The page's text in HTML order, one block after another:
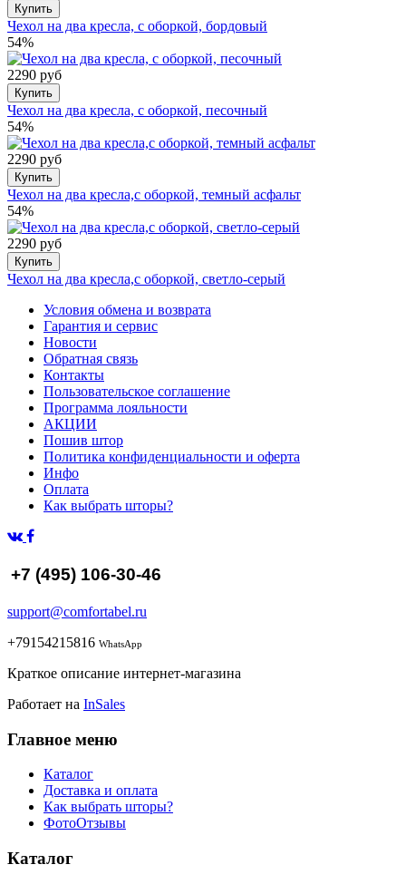
Купить
Чехол на два кресла, с оборкой, бордовый
54%
2290 руб
Купить
Чехол на два кресла, с оборкой, песочный
54%
2290 руб
Купить
Чехол на два кресла,с оборкой, темный асфальт
54%
2290 руб
Купить
Чехол на два кресла,с оборкой, светло-серый
Условия обмена и возврата
Гарантия и сервис
Новости
Обратная связь
Контакты
Пользовательское соглашение
Программа лояльности
АКЦИИ
Пошив штор
Политика конфиденциальности и оферта
Инфо
Оплата
Как выбрать шторы?
+7 (495) 106-30-46
support@comfortabel.ru
+79154215816 WhatsApp
Краткое описание интернет-магазина
Работает на InSales
Главное меню
Каталог
Доставка и оплата
Как выбрать шторы?
ФотоОтзывы
Каталог